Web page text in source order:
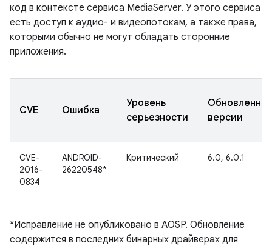
код в контексте сервиса MediaServer. У этого сервиса
есть доступ к аудио- и видеопотокам, а также права,
которыми обычно не могут обладать сторонние
приложения.
CVE Ошибка
Уровень
серьезности
версии
CVE-
2016-
0834
ANDROID-
26220548*
Критический 6.0, 6.0.1
*Исправление не опубликовано в AOSP. Обновление
содержится в последних бинарных драйверах для